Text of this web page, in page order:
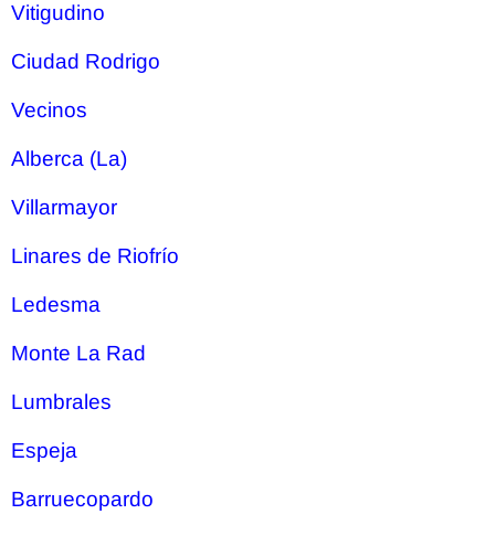
Vitigudino
Ciudad Rodrigo
Vecinos
Alberca (La)
Villarmayor
Linares de Riofrío
Ledesma
Monte La Rad
Lumbrales
Espeja
Barruecopardo